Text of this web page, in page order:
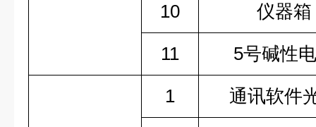
10
仪器箱
11
5号碱性
1
通讯软件